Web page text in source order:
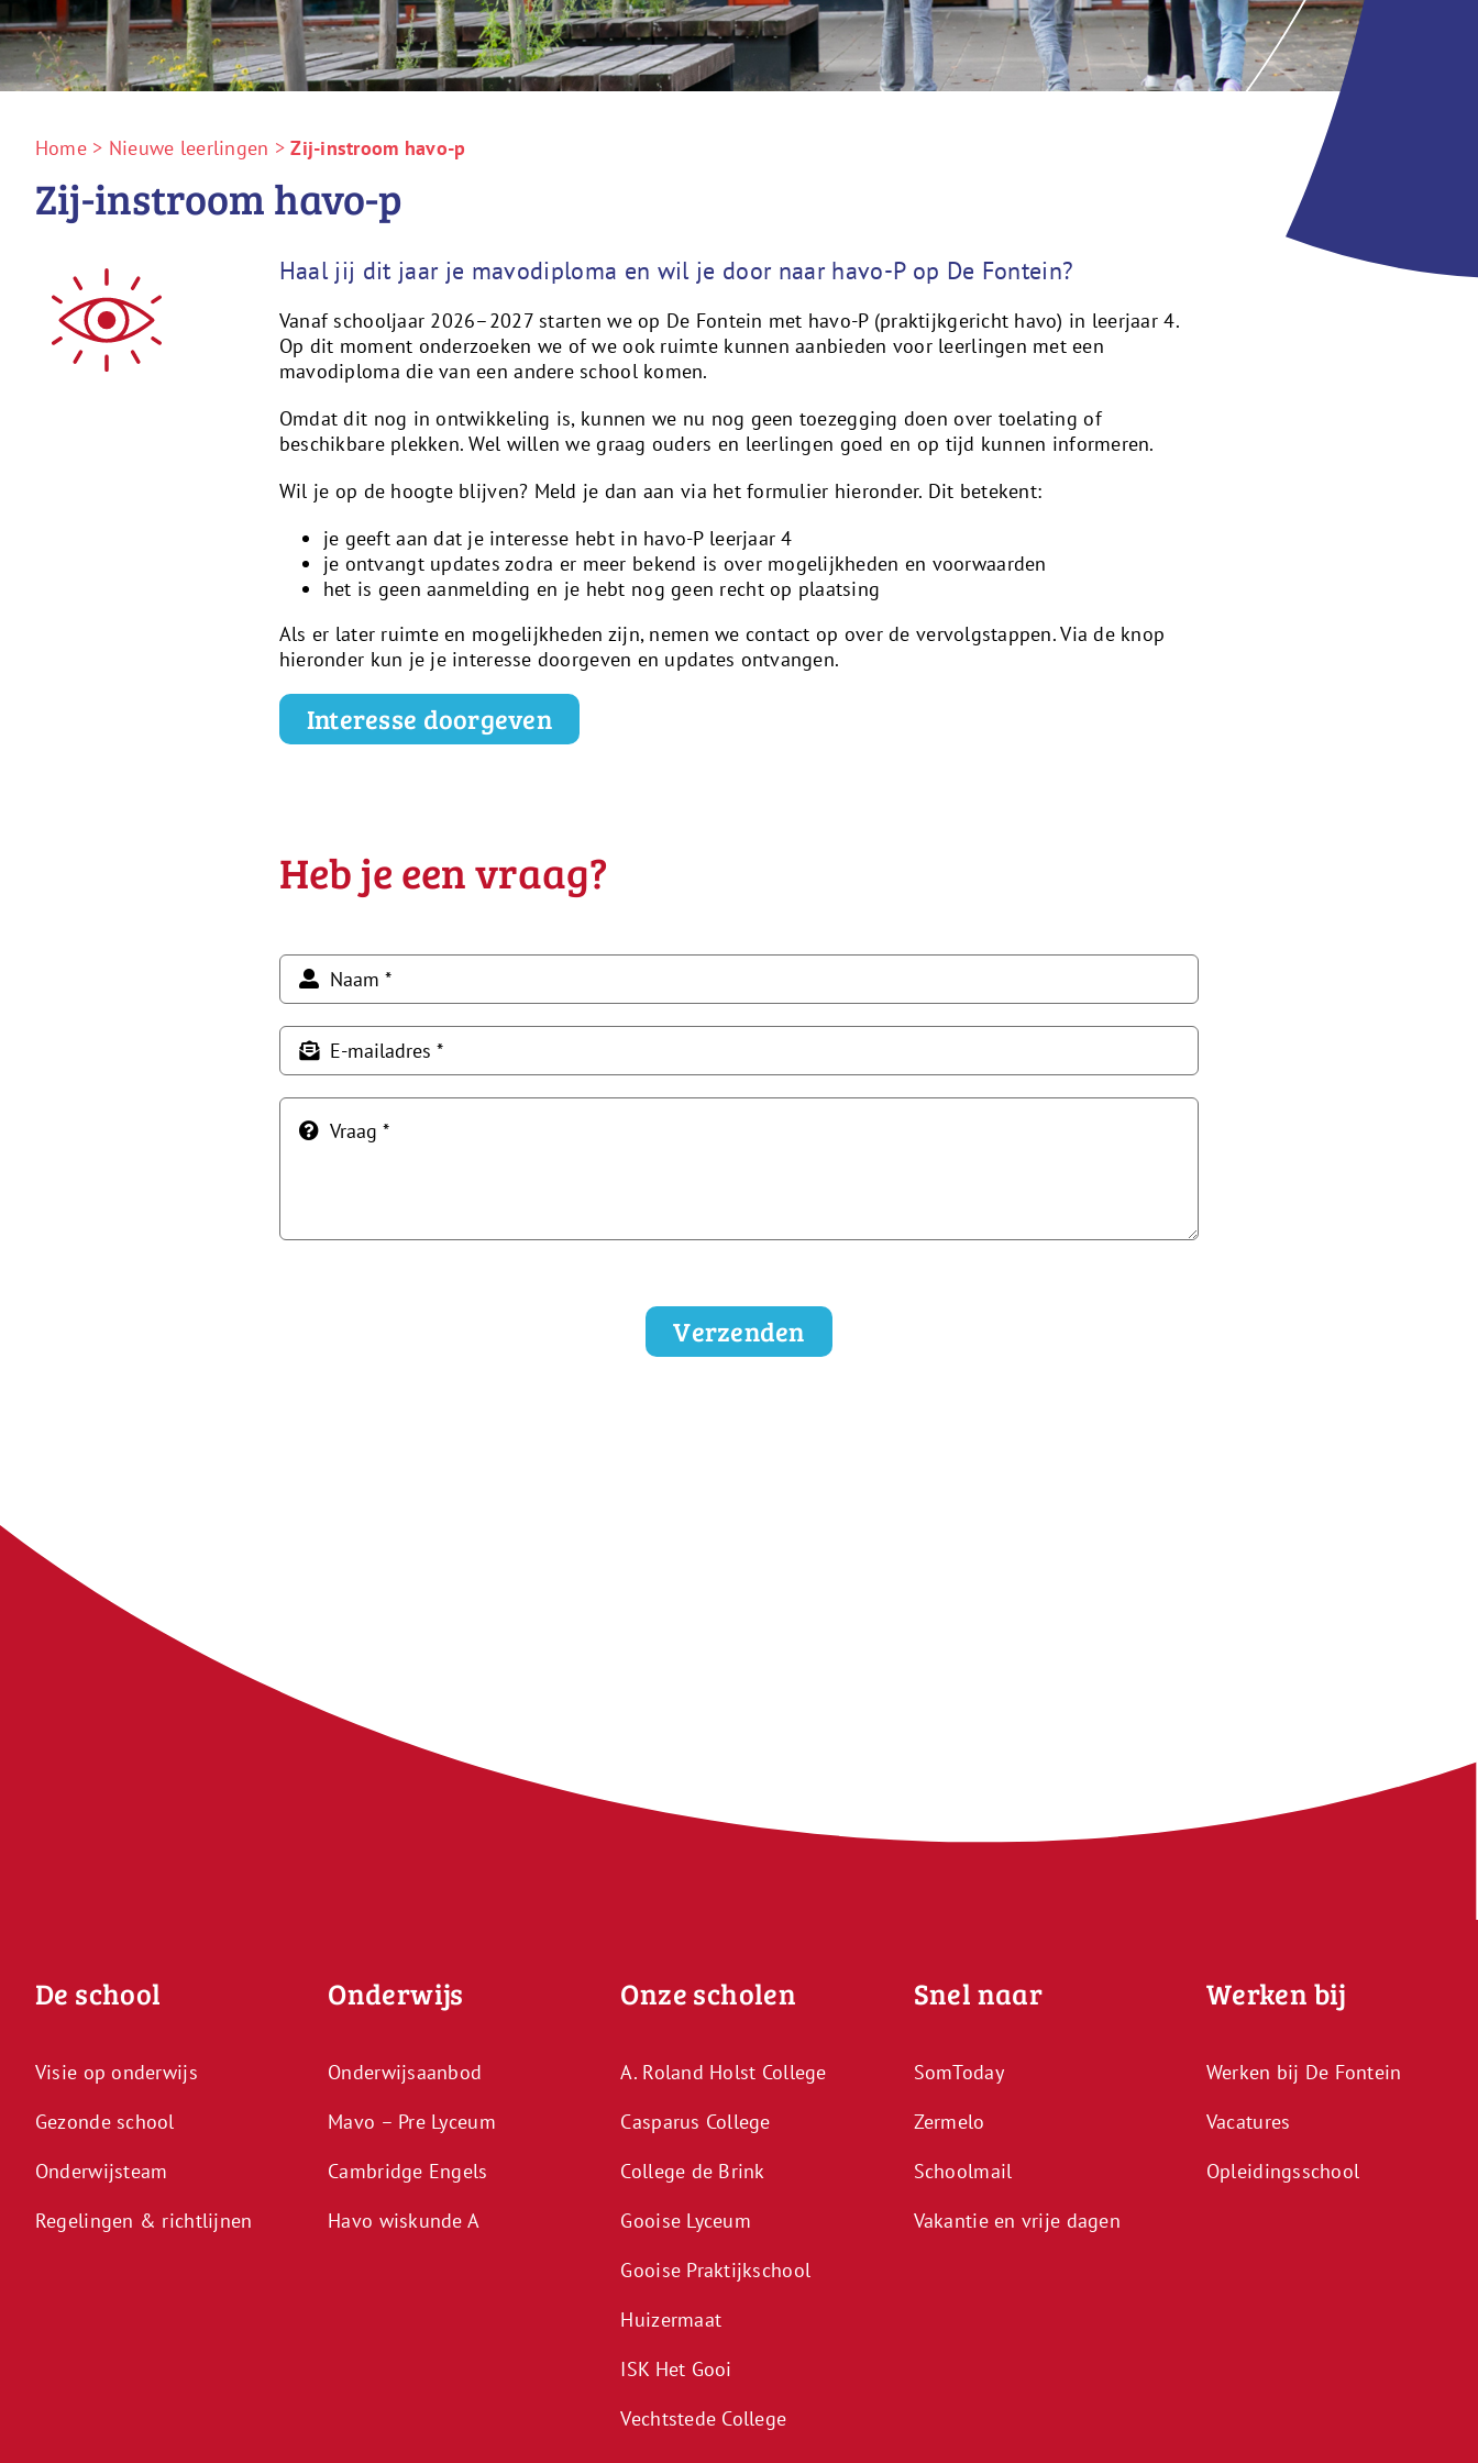
Home > Nieuwe leerlingen >Zij-instroom havo-p
Zij-instroom havo-p
Haal jij dit jaar je mavodiploma en wil je door naar havo-P op De Fontein?
Vanaf schooljaar 2026–2027 starten we op De Fontein met havo-P (praktijkgericht havo) in leerjaar 4.
Op dit moment onderzoeken we of we ook ruimte kunnen aanbieden voor leerlingen met een
mavodiploma die van een andere school komen.
Omdat dit nog in ontwikkeling is, kunnen we nu nog geen toezegging doen over toelating of
beschikbare plekken. Wel willen we graag ouders en leerlingen goed en op tijd kunnen informeren.
Wil je op de hoogte blijven? Meld je dan aan via het formulier hieronder. Dit betekent:
je geeft aan dat je interesse hebt in havo-P leerjaar 4
je ontvangt updates zodra er meer bekend is over mogelijkheden en voorwaarden
het is geen aanmelding en je hebt nog geen recht op plaatsing
Als er later ruimte en mogelijkheden zijn, nemen we contact op over de vervolgstappen. Via de knop
hieronder kun je je interesse doorgeven en updates ontvangen.
Interesse doorgeven
Heb je een vraag?
Verzenden
De school
Visie op onderwijs
Gezonde school
Onderwijsteam
Regelingen & richtlijnen
Onderwijs
Onderwijsaanbod
Mavo – Pre Lyceum
Cambridge Engels
Havo wiskunde A
Onze scholen
A. Roland Holst College
Casparus College
College de Brink
Gooise Lyceum
Gooise Praktijkschool
Huizermaat
ISK Het Gooi
Vechtstede College
Snel naar
SomToday
Zermelo
Schoolmail
Vakantie en vrije dagen
Werken bij
Werken bij De Fontein
Vacatures
Opleidingsschool